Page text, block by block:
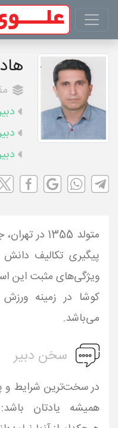
متولد 1355
پیگیری تکالیف
ویژگی‌های مثبت این
کوشا در زمینه
می‌باشد.
سخن دبیر
در سخت‌ترین شرایط و
همیشه یادتان